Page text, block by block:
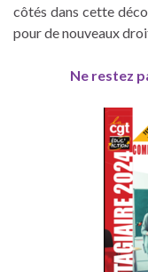
côtés dans cette
pour de nouveaux
Ne restez